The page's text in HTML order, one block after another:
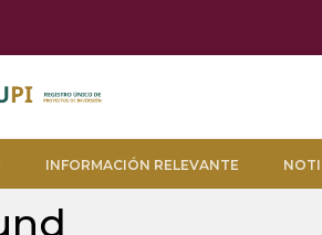
INFORMACIÓN RELEVANTE